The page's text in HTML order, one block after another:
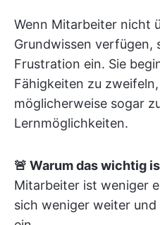
Wenn Mitarbeiter nicht
Grundwissen verfügen,
Frustration ein. Sie
Fähigkeiten zu
möglicherweise sogar
Lernmöglichkeiten.
🚨 Warum das wichtig
Mitarbeiter ist weniger
sich weniger weiter